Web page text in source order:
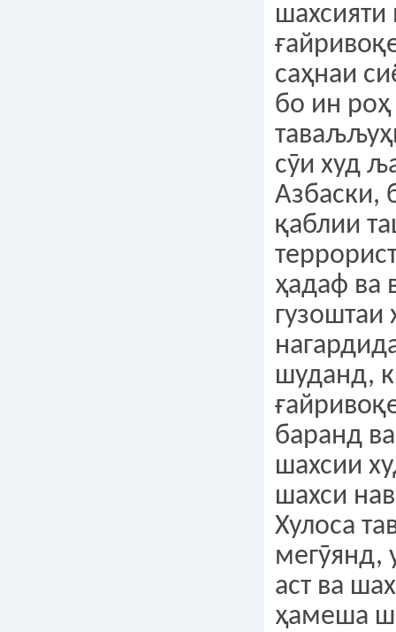
шахсияти
саҳнаи
бо ин
сӯи худ
Азбаски,
қаблии
ҳадаф ва
гузоштаи
шуданд,
баранд
шахсии
шахси
Хулоса
мегӯянд,
аст ва
ҳамеша